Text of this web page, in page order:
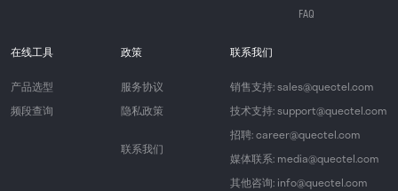
FAQ
在线工具
产品选型
频段查询
政策
服务协议
隐私政策
联系我们
联系我们
销售支持: sales@quectel.com
技术支持: support@quectel.com
招聘: career@quectel.com
媒体联系: media@quectel.com
其他咨询: info@quectel.com